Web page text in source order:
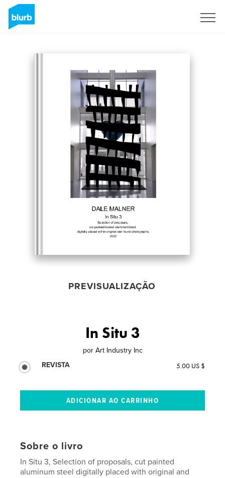
PREVISUALIZAÇÃO
In Situ 3
por Art Industry Inc
REVISTA
5.00 US $
Sobre o livro
In Situ 3, Selection of proposals, cut painted
aluminum steel digitally placed with original and